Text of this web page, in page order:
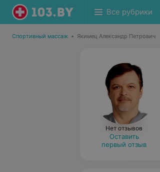
Все рубрики
Спортивный массаж • Якимец Александр Петрович
Нет отзывов
Оставить
первый отзыв